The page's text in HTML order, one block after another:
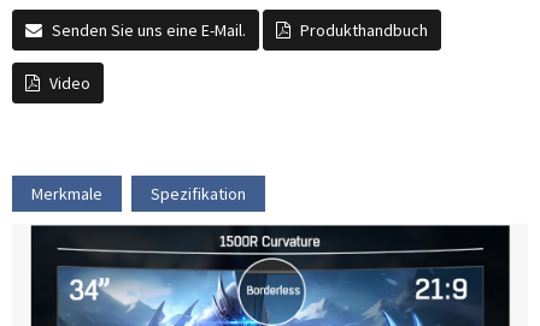
Senden Sie uns eine E-Mail. Produkthandbuch
Video
Merkmale Spezifikation